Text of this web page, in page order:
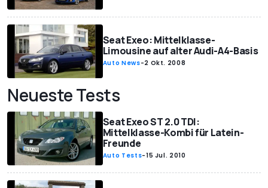
Seat Exeo: Mittelklasse-
Limousine auf alter Audi-A4-Basis
Auto News-2 Okt. 2008
Neueste Tests
Seat Exeo ST 2.0 TDI:
Mittelklasse-Kombi für Latein-
Freunde
Auto Tests-15 Jul. 2010